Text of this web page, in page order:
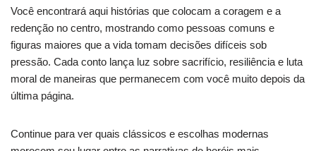
Você encontrará aqui histórias que colocam a coragem e a
redenção no centro, mostrando como pessoas comuns e
figuras maiores que a vida tomam decisões difíceis sob
pressão. Cada conto lança luz sobre sacrifício, resiliência e luta
moral de maneiras que permanecem com você muito depois da
última página.
Continue para ver quais clássicos e escolhas modernas